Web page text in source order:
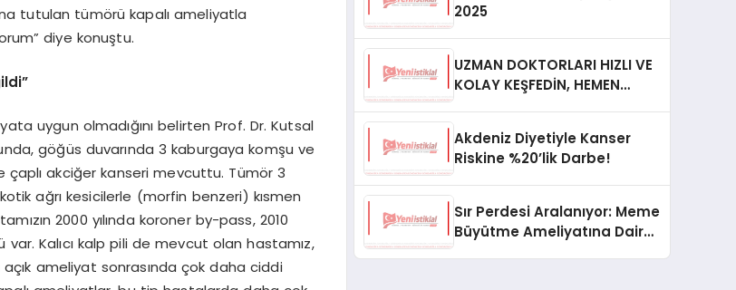
tutulan tümörü kapalı ameliyatla
diye konuştu.
uygun olmadığını belirten Prof. Dr. Kutsal
göğüs duvarında 3 kaburgaya komşu ve
akciğer kanseri mevcuttu. Tümör 3
ağrı kesicilerle (morfin benzeri) kısmen
2000 yılında koroner by-pass, 2010
Kalıcı kalp pili de mevcut olan hastamız,
açık ameliyat sonrasında çok daha ciddi
2025
UZMAN DOKTORLARI HIZLI VE
KOLAY KEŞFEDİN, HEMEN
Akdeniz Diyetiyle Kanser
Riskine %20’lik Darbe!
Sır Perdesi Aralanıyor: Meme
Büyütme Ameliyatına Dair